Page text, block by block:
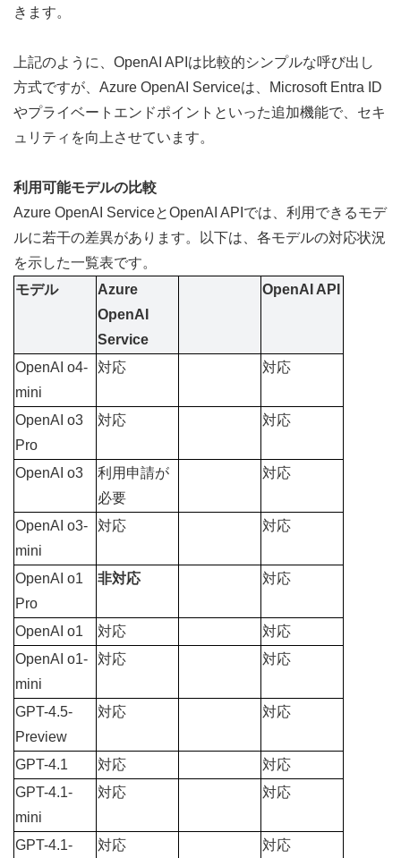
きます。
上記のように、OpenAI APIは比較的シンプルな呼び出し
方式ですが、Azure OpenAI Serviceは、Microsoft Entra ID
やプライベートエンドポイントといった追加機能で、セキ
ュリティを向上させています。
利用可能モデルの比較
Azure OpenAI ServiceとOpenAI APIでは、利用できるモデ
ルに若干の差異があります。以下は、各モデルの対応状況
を示した一覧表です。
モデル
Azure
OpenAI
Service
OpenAI API
OpenAI o4-
mini
対応 対応
OpenAI o3
Pro
対応 対応
OpenAI o3 利用申請が
必要
対応
OpenAI o3-
mini
対応 対応
OpenAI o1
Pro
非対応 対応
OpenAI o1 対応
対応
OpenAI o1-
mini
対応 対応
GPT-4.5-
Preview
対応 対応
GPT-4.1 対応
対応
GPT-4.1-
mini
対応 対応
GPT-4.1-
対応 対応